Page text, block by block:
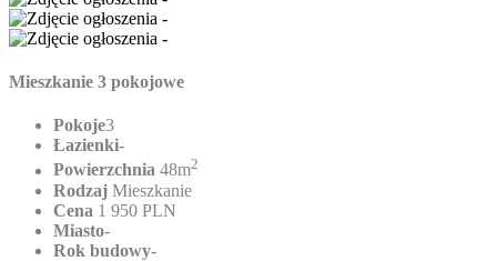
Mieszkanie 3 pokojowe
Pokoje3
Łazienki-
Powierzchnia 48m2
Rodzaj Mieszkanie
Cena 1 950 PLN
Miasto-
Rok budowy-